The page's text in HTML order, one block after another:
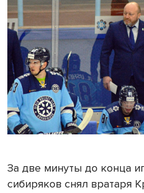
За две минуты до конца
сибиряков снял вратаря